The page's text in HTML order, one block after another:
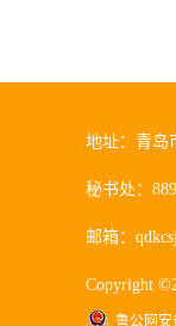
地址：青岛
秘书处：
邮箱：
Copyright
鲁公网安